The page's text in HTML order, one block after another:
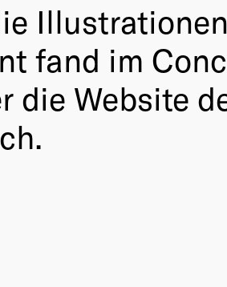
fand im
Website